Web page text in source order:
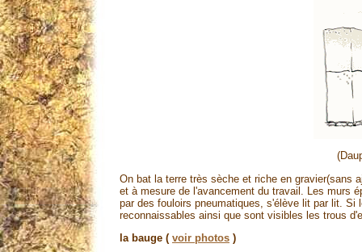
On bat la terre très sèche et riche en gravier(sans
et à mesure de l'avancement du travail. Les murs
par des fouloirs pneumatiques, s'élève lit par lit.
reconnaissables ainsi que sont visibles les trous
la bauge ( voir photos )